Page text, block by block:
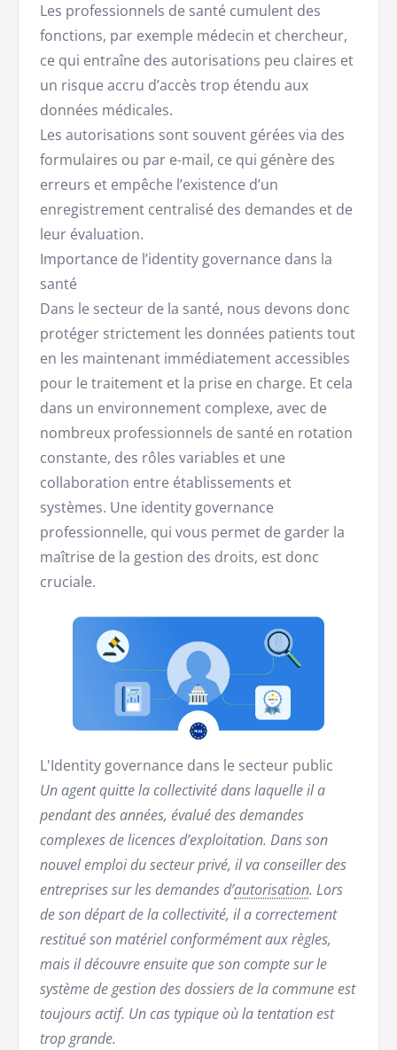
Les professionnels de santé cumulent des
fonctions, par exemple médecin et chercheur,
ce qui entraîne des autorisations peu claires et
un risque accru d’accès trop étendu aux
données médicales.
Les autorisations sont souvent gérées via des
formulaires ou par e-mail, ce qui génère des
erreurs et empêche l’existence d’un
enregistrement centralisé des demandes et de
leur évaluation.
Importance de l’identity governance dans la
santé
Dans le secteur de la santé, nous devons donc
protéger strictement les données patients tout
en les maintenant immédiatement accessibles
pour le traitement et la prise en charge. Et cela
dans un environnement complexe, avec de
nombreux professionnels de santé en rotation
constante, des rôles variables et une
collaboration entre établissements et
systèmes. Une identity governance
professionnelle, qui vous permet de garder la
maîtrise de la gestion des droits, est donc
cruciale.
L'Identity governance dans le secteur public
Un agent quitte la collectivité dans laquelle il a
pendant des années, évalué des demandes
complexes de licences d’exploitation. Dans son
nouvel emploi du secteur privé, il va conseiller des
entreprises sur les demandes d’autorisation. Lors
de son départ de la collectivité, il a correctement
restitué son matériel conformément aux règles,
mais il découvre ensuite que son compte sur le
système de gestion des dossiers de la commune est
toujours actif. Un cas typique où la tentation est
trop grande.